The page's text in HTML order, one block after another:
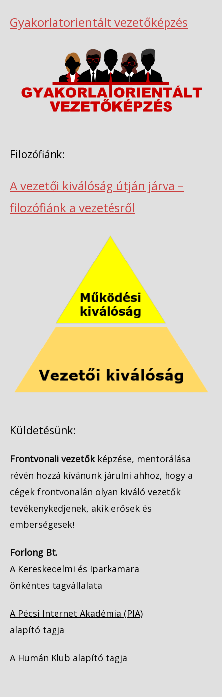
Gyakorlatorientált vezetőképzés
Filozófiánk:
A vezetői kiválóság útján járva –
filozófiánk a vezetésről
Küldetésünk:
Frontvonali vezetőkképzése, mentorálása
révén hozzá kívánunk járulni ahhoz, hogy a
cégek frontvonalán olyan kiváló vezetők
tevékenykedjenek, akik erősek és
emberségesek!
Forlong Bt.
A Kereskedelmi és Iparkamara
önkéntes tagvállalata
A Pécsi Internet Akadémia (PIA)
alapító tagja
A Humán Klub alapító tagja